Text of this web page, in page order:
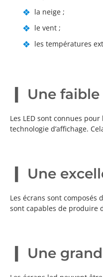
la neige ;
le vent ;
les températures
Une
Les LED sont connues pour
technologie d’affichage.
Une
Les écrans sont composés
sont capables de produire
Une